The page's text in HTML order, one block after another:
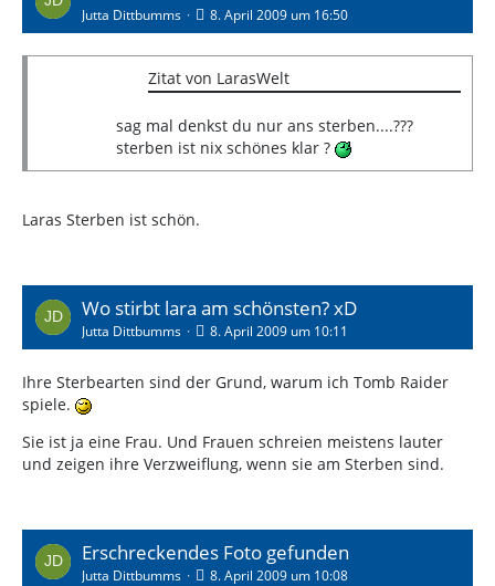
Jutta Dittbumms 8. April 2009 um 16:50
Zitat von LarasWelt
sag mal denkst du nur ans sterben....???
sterben ist nix schönes klar ?
Laras Sterben ist schön.
Wo stirbt lara am schönsten? xD
Jutta Dittbumms 8. April 2009 um 10:11
Ihre Sterbearten sind der Grund, warum ich Tomb Raider
spiele.
Sie ist ja eine Frau. Und Frauen schreien meistens lauter
und zeigen ihre Verzweiflung, wenn sie am Sterben sind.
Erschreckendes Foto gefunden
Jutta Dittbumms 8. April 2009 um 10:08